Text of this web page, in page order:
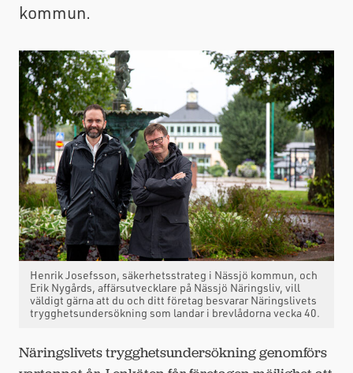
kommun.
Henrik Josefsson, säkerhetsstrateg i Nässjö kommun, och
Erik Nygårds, affärsutvecklare på Nässjö Näringsliv, vill
väldigt gärna att du och ditt företag besvarar Näringslivets
trygghetsundersökning som landar i brevlådorna vecka 40.
Näringslivets trygghetsundersökning genomförs